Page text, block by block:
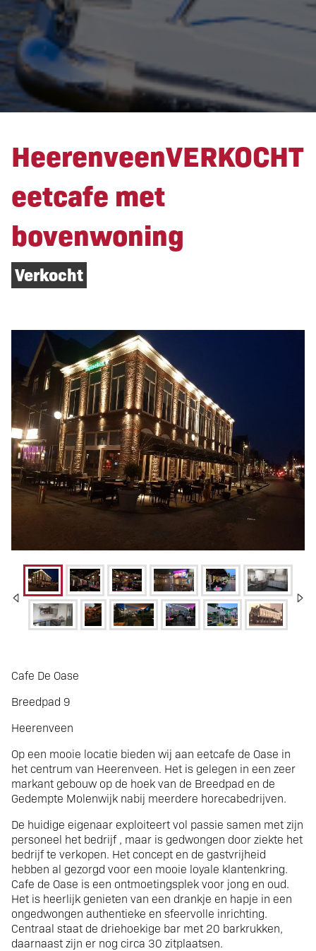
HeerenveenVERKOCHT
eetcafe met
bovenwoning
Verkocht
HeerenveenVERKOCHT
eetcafe met
bovenwoning
Cafe De Oase
Breedpad 9
Heerenveen
Op een mooie locatie bieden wij aan eetcafe de Oase in
het centrum van Heerenveen. Het is gelegen in een zeer
markant gebouw op de hoek van de Breedpad en de
Gedempte Molenwijk nabij meerdere horecabedrijven.
De huidige eigenaar exploiteert vol passie samen met zijn
personeel het bedrijf , maar is gedwongen door ziekte het
bedrijf te verkopen. Het concept en de gastvrijheid
hebben al gezorgd voor een mooie loyale klantenkring.
Cafe de Oase is een ontmoetingsplek voor jong en oud.
Het is heerlijk genieten van een drankje en hapje in een
ongedwongen authentieke en sfeervolle inrichting.
Centraal staat de driehoekige bar met 20 barkrukken,
daarnaast zijn er nog circa 30 zitplaatsen.